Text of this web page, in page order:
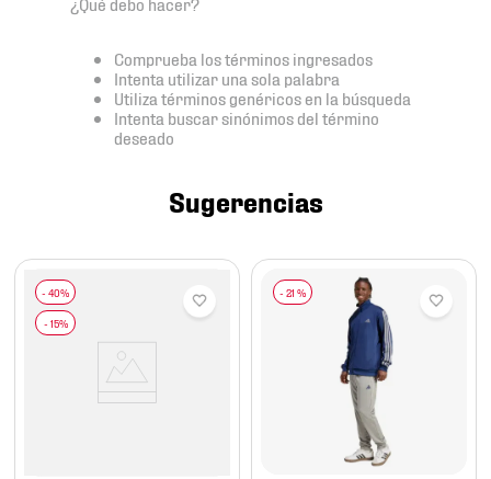
Comprueba los términos ingresados
Intenta utilizar una sola palabra
Utiliza términos genéricos en la búsqueda
Intenta buscar sinónimos del término
deseado
Sugerencias
- 21 %
tenis
tenis futbol
mochila
10. tenis nike